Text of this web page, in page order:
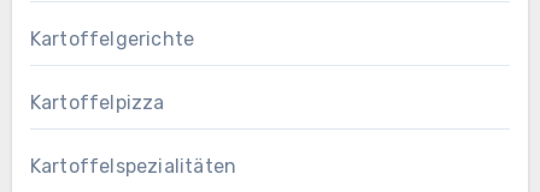
Kartoffelgerichte
Kartoffelpizza
Kartoffelspezialitäten